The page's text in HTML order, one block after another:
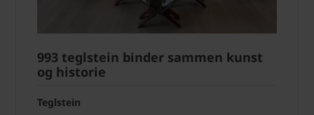
993 teglstein binder sammen kunst
og historie
Teglstein